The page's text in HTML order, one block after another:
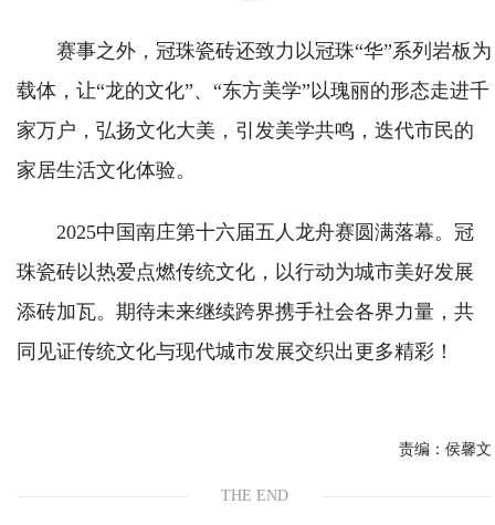
赛事之外，冠珠瓷砖还致力以冠珠“华”系列岩板为
载体，让“龙的文化”、“东方美学”以瑰丽的形态走进千
家万户，弘扬文化大美，引发美学共鸣，迭代市民的
家居生活文化体验。
2025中国南庄第十六届五人龙舟赛圆满落幕。冠
珠瓷砖以热爱点燃传统文化，以行动为城市美好发展
添砖加瓦。期待未来继续跨界携手社会各界力量，共
同见证传统文化与现代城市发展交织出更多精彩！
责编： 侯馨文
THE END